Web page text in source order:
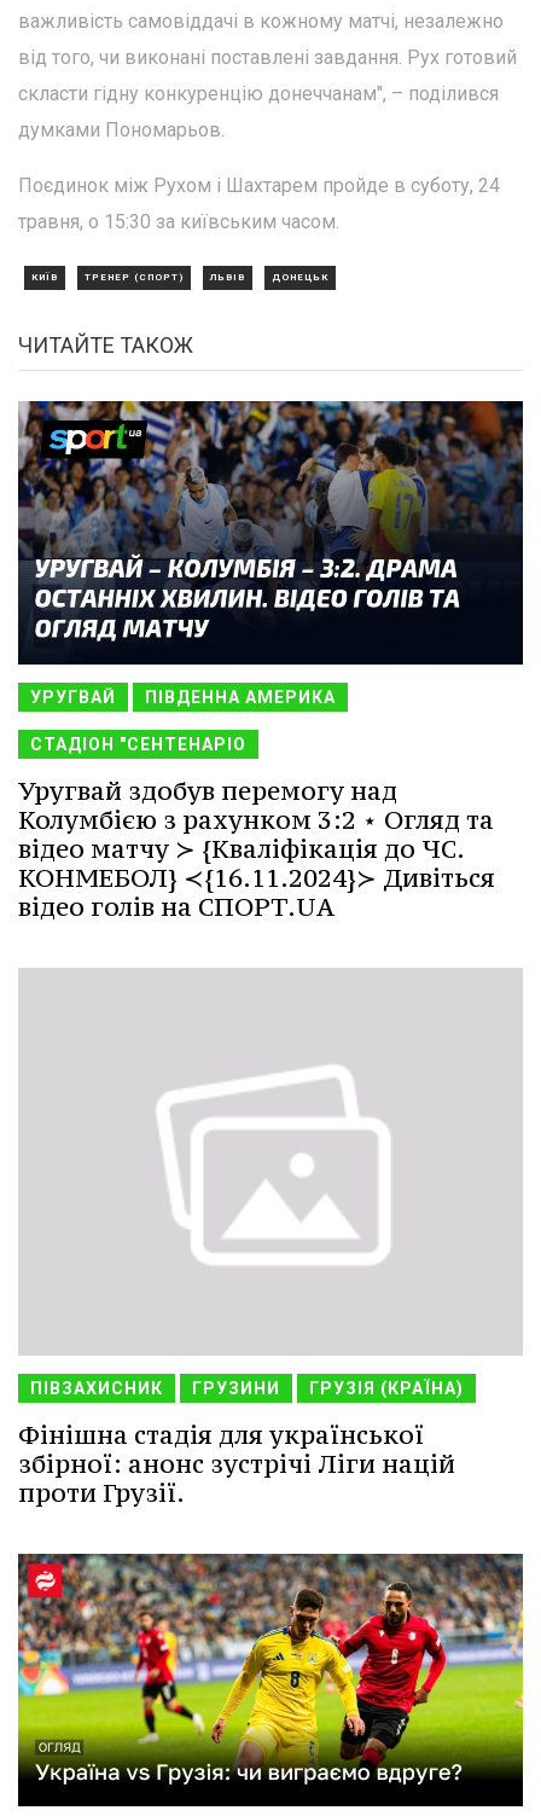
важливість самовіддачі в кожному матчі, незалежно
від того, чи виконані поставлені завдання. Рух готовий
скласти гідну конкуренцію донеччанам", – поділився
думками Пономарьов.
Поєдинок між Рухом і Шахтарем пройде в суботу, 24
травня, о 15:30 за київським часом.
КИЇВ ТРЕНЕР (СПОРТ) ЛЬВІВ ДОНЕЦЬК
ЧИТАЙТЕ ТАКОЖ
УРУГВАЙ ПІВДЕННА АМЕРИКА
СТАДІОН "СЕНТЕНАРІО
Уругвай здобув перемогу над
Колумбією з рахунком 3:2 ⋆ Огляд та
відео матчу ≻ {Кваліфікація до ЧС.
КОНМЕБОЛ} ≺{16.11.2024}≻ Дивіться
відео голів на СПОРТ.UA
ПІВЗАХИСНИК ГРУЗИНИ ГРУЗІЯ (КРАЇНА)
Фінішна стадія для української
збірної: анонс зустрічі Ліги націй
проти Грузії.